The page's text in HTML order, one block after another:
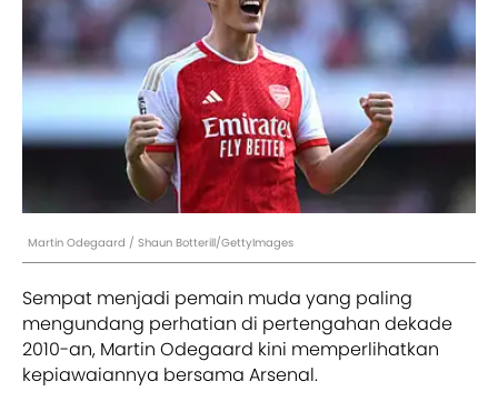
Martin Odegaard / Shaun Botterill/GettyImages
Sempat menjadi pemain muda yang paling
mengundang perhatian di pertengahan dekade
2010-an, Martin Odegaard kini memperlihatkan
kepiawaiannya bersama Arsenal.